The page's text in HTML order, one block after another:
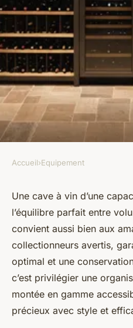
EQUIPEMENT
Cave à vin 150
choix idéal
collection
ermenegilde•25 août 2025•5
Accueil›Equipement
Une cave à vin d’une
l’équilibre parfait entre
convient aussi bien aux
collectionneurs avertis,
optimal et une
c’est privilégier une
montée en gamme
précieux avec style et